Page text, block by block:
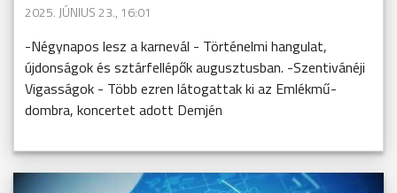
2025. JÚNIUS 23., 16:01
-Négynapos lesz a karnevál - Történelmi hangulat,
újdonságok és sztárfellépők augusztusban. -Szentivánéji
Vigasságok - Több ezren látogattak ki az Emlékmű-
dombra, koncertet adott Demjén